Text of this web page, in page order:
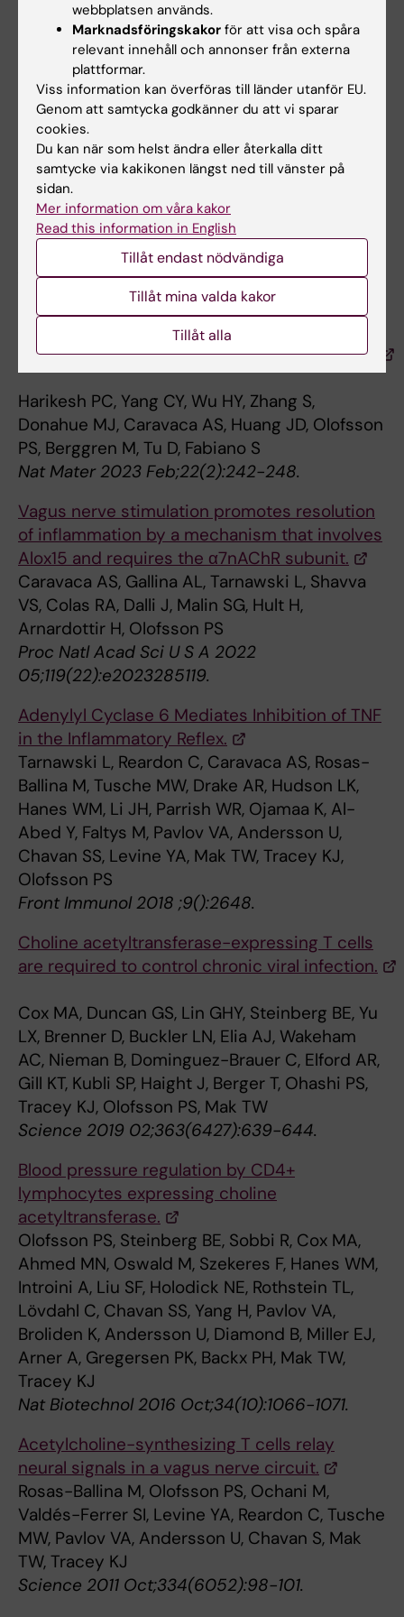
Cholinergic regulation of vascular endothelial
function by human ChAT+ T cells.
Tarnawski L, Shavva VS, Kort EJ, Zhuge Z,
Nilsson I, Gallina AL, Martínez-Enguita D, Heller
Sahlgren B, Weiland M, Caravaca AS, Schmidt
S, Chen P, Abbas K, Wang FH, Ahmed O,
Eberhardson M, Färnert A, Weitzberg E,
Gustafsson M, Kehr J, Malin SG, Hult H,
Carlström M, Jovinge S, Olofsson PS
Proc Natl Acad Sci U S A 2023
Apr;120(14):e2212476120.
Ion-tunable antiambipolarity in mixed ion-
electron conducting polymers enables
biorealistic organic electrochemical neurons.
Harikesh PC, Yang CY, Wu HY, Zhang S,
Donahue MJ, Caravaca AS, Huang JD, Olofsson
PS, Berggren M, Tu D, Fabiano S
Nat Mater 2023 Feb;22(2):242-248.
Vagus nerve stimulation promotes resolution
of inflammation by a mechanism that involves
Alox15 and requires the α7nAChR subunit.
Caravaca AS, Gallina AL, Tarnawski L, Shavva
VS, Colas RA, Dalli J, Malin SG, Hult H,
Arnardottir H, Olofsson PS
Proc Natl Acad Sci U S A 2022
05;119(22):e2023285119.
Adenylyl Cyclase 6 Mediates Inhibition of TNF
in the Inflammatory Reflex.
Tarnawski L, Reardon C, Caravaca AS, Rosas-
Ballina M, Tusche MW, Drake AR, Hudson LK,
Hanes WM, Li JH, Parrish WR, Ojamaa K, Al-
Abed Y, Faltys M, Pavlov VA, Andersson U,
Chavan SS, Levine YA, Mak TW, Tracey KJ,
Olofsson PS
Front Immunol 2018 ;9():2648.
Choline acetyltransferase-expressing T cells
are required to control chronic viral infection.
Cox MA, Duncan GS, Lin GHY, Steinberg BE, Yu
LX, Brenner D, Buckler LN, Elia AJ, Wakeham
AC, Nieman B, Dominguez-Brauer C, Elford AR,
Gill KT, Kubli SP, Haight J, Berger T, Ohashi PS,
Tracey KJ, Olofsson PS, Mak TW
Science 2019 02;363(6427):639-644.
Blood pressure regulation by CD4+
lymphocytes expressing choline
acetyltransferase.
Olofsson PS, Steinberg BE, Sobbi R, Cox MA,
Ahmed MN, Oswald M, Szekeres F, Hanes WM,
Introini A, Liu SF, Holodick NE, Rothstein TL,
Lövdahl C, Chavan SS, Yang H, Pavlov VA,
Broliden K, Andersson U, Diamond B, Miller EJ,
Arner A, Gregersen PK, Backx PH, Mak TW,
Tracey KJ
Nat Biotechnol 2016 Oct;34(10):1066-1071.
Acetylcholine-synthesizing T cells relay
neural signals in a vagus nerve circuit.
Rosas-Ballina M, Olofsson PS, Ochani M,
Valdés-Ferrer SI, Levine YA, Reardon C, Tusche
MW, Pavlov VA, Andersson U, Chavan S, Mak
TW, Tracey KJ
Science 2011 Oct;334(6052):98-101.
webbplatsen används.
Marknadsföringskakor för att visa och spåra
relevant innehåll och annonser från externa
plattformar.
Viss information kan överföras till länder utanför EU.
Genom att samtycka godkänner du att vi sparar
cookies.
Du kan när som helst ändra eller återkalla ditt
samtycke via kakikonen längst ned till vänster på
sidan.
Mer information om våra kakor
Read this information in English
Tillåt endast nödvändiga
Tillåt mina valda kakor
Tillåt alla